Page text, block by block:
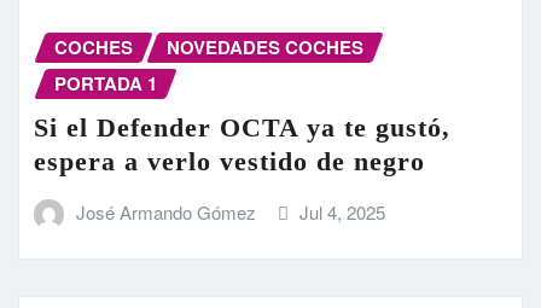
COCHES
NOVEDADES COCHES
PORTADA 1
Si el Defender OCTA ya te gustó,
espera a verlo vestido de negro
José Armando Gómez Jul 4, 2025